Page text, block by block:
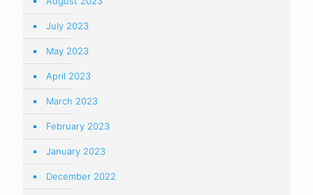
January 2022
December 2021
November 2021
August 2021
July 2021
June 2021
May 2021
March 2021